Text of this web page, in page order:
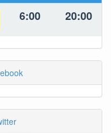
6:00 20:00